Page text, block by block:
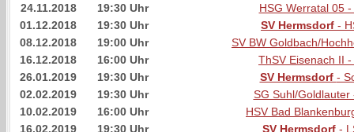
24.11.2018 19:30 Uhr
HSG Werratal 05 -
01.12.2018
19:30 Uhr SV Hermsdorf -
08.12.2018
19:00 Uhr
SV BW Goldbach/
16.12.2018
16:00 Uhr ThSV Eisenach II -
26.01.2019
19:30 Uhr SV Hermsdorf -
02.02.2019
19:30 Uhr
SG Suhl/
10.02.2019
16:00 Uhr
HSV Bad
16.02.2019
19:30 Uhr SV Hermsdorf-